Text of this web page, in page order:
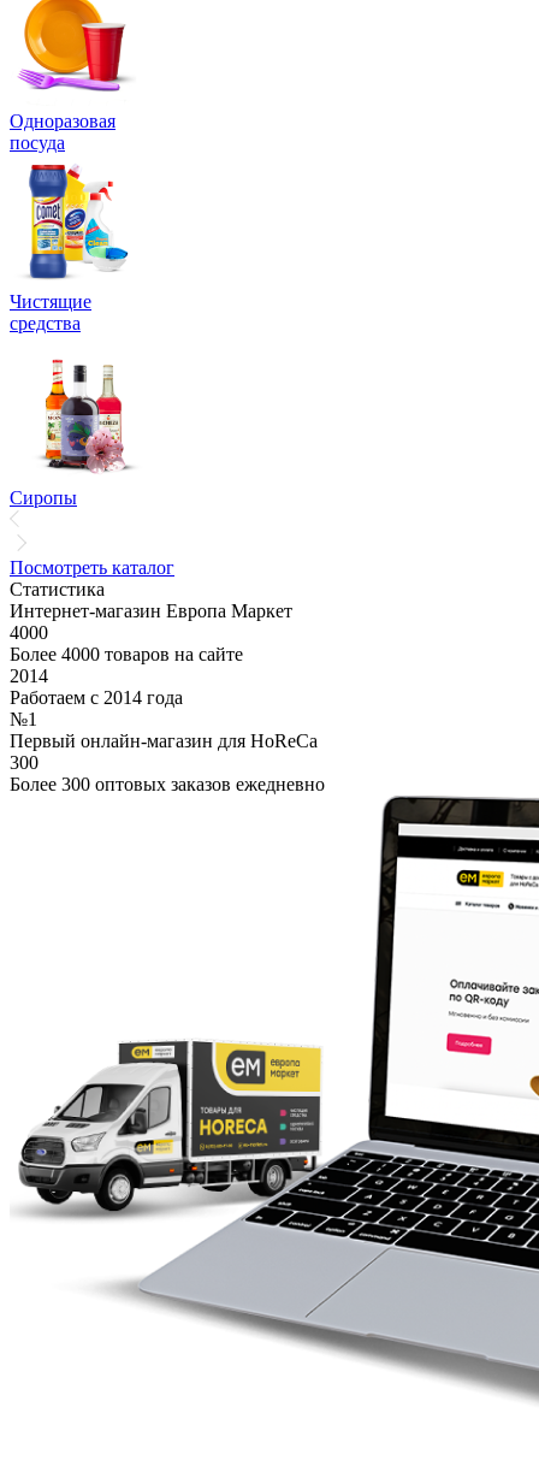
Одноразовая
посуда
Чистящие
средства
Сиропы
Посмотреть каталог
Статистика
Интернет-магазин Европа Маркет
4000
Более 4000 товаров на сайте
2014
Работаем с 2014 года
№1
Первый онлайн-магазин для HoReCa
300
Более 300 оптовых заказов ежедневно